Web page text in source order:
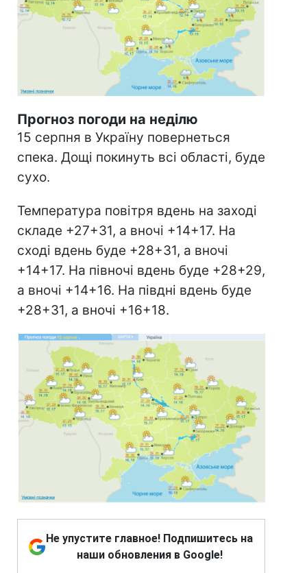
Прогноз погоди на неділю
15 серпня в Україну повернеться
спека. Дощі покинуть всі області, буде
сухо.
Температура повітря вдень на заході
складе +27+31, а вночі +14+17. На
сході вдень буде +28+31, а вночі
+14+17. На півночі вдень буде +28+29,
а вночі +14+16. На півдні вдень буде
+28+31, а вночі +16+18.
Не упустите главное! Подпишитесь на
наши обновления в Google!